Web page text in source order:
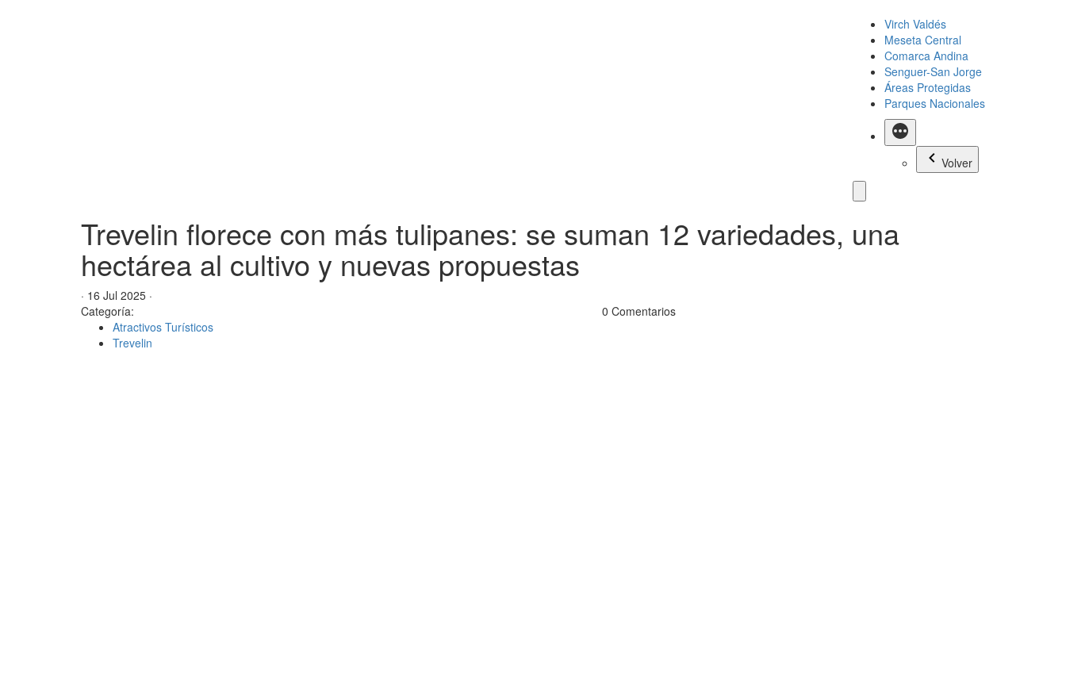
Virch Valdés
Meseta Central
Comarca Andina
Senguer-San Jorge
Áreas Protegidas
Parques Nacionales
Más
Volver
Trevelin florece con más tulipanes: se suman 12 variedades, una
hectárea al cultivo y nuevas propuestas
· 16 Jul 2025 ·
Categoría:
Atractivos Turísticos
Trevelin
0 Comentarios